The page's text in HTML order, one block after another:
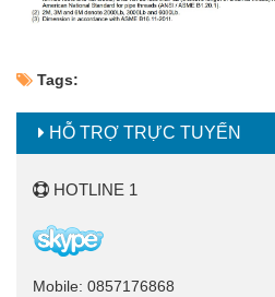
Tags:
HỖ TRỢ TRỰC TUYẾN
HOTLINE 1
Mobile: 0857176868